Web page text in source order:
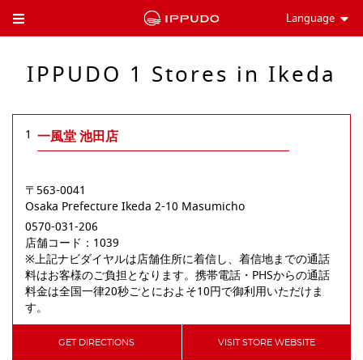
Toggle Header Menu Language
IPPUDO 1 Stores in Ikeda
1 一風堂 池田店
〒563-0041
Osaka PrefectureIkeda 2-10 Masumicho
0570-031-206
店舗コード：1039
※上記ナビダイヤルは店舗住所に着信し、着信地までの通話
料はお客様のご負担となります。携帯電話・PHSからの通話
料金は全国一律20秒ごとにおよそ10円で御利用いただけま
す。
GET DIRECTIONS VISIT STORE WEBSITE